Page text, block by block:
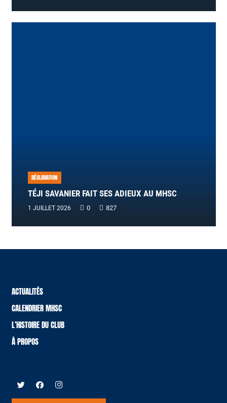
DÉCLARATION
TÉJI SAVANIER FAIT SES ADIEUX AU MHSC
1 JUILLET 2026 0 827
ACTUALITÉS
CALENDRIER MHSC
L’HISTOIRE DU CLUB
À PROPOS